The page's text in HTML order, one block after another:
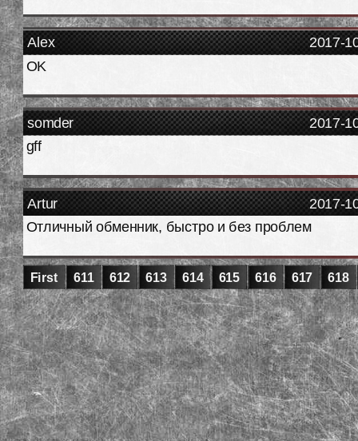
2017-
Alex
OK
2017-
somder
gff
2017-
Artur
Отличный обменник, быстро и без проблем
First 611 612 613 614 615 616 617 618